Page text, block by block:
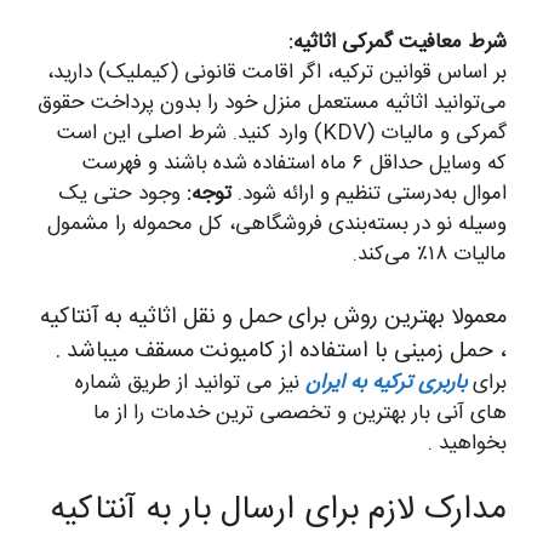
شرط معافیت گمرکی اثاثیه:
بر اساس قوانین ترکیه، اگر اقامت قانونی (کیملیک) دارید،
می‌توانید اثاثیه مستعمل منزل خود را بدون پرداخت حقوق
گمرکی و مالیات (KDV) وارد کنید. شرط اصلی این است
که وسایل حداقل ۶ ماه استفاده شده باشند و فهرست
اموال به‌درستی تنظیم و ارائه شود.توجه: وجود حتی یک
وسیله نو در بسته‌بندی فروشگاهی، کل محموله را مشمول
مالیات ۱۸٪ می‌کند.
معمولا بهترین روش برای حمل و نقل اثاثیه به آنتاکیه
، حمل زمینی با استفاده از کامیونت مسقف میباشد .
برایباربری ترکیه به ایراننیز می توانید از طریق شماره
های آنی بار بهترین و تخصصی ترین خدمات را از ما
بخواهید .
مدارک لازم برای ارسال بار به آنتاکیه